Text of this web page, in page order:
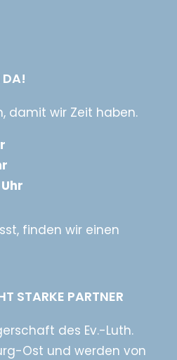
DA!
damit wir Zeit haben.
finden wir einen
STARKE PARTNER
des Ev.-Luth.
Ost und werden von